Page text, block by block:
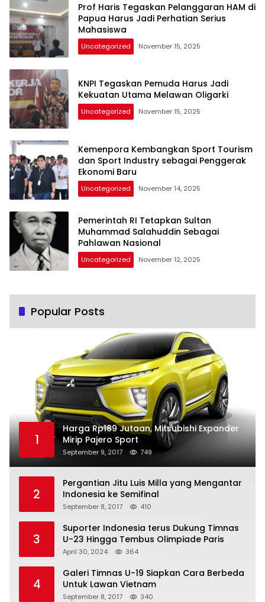
Prof Haris Tegaskan Pelanggaran HAM di
Papua Harus Jadi Perhatian Serius
Mahasiswa
Uncategorized November 15, 2025
KNPI Tegaskan Pemuda Harus Jadi
Kekuatan Utama Melawan Oligarki
Uncategorized November 15, 2025
Kemenpora Kembangkan Sport Tourism
dan Sport Industry sebagai Penggerak
Ekonomi Baru
Uncategorized November 14, 2025
Pemerintah RI Tetapkan Sultan
Muhammad Salahuddin Sebagai
Pahlawan Nasional
Uncategorized November 12, 2025
Popular Posts
1
Harga Rp189 Jutaan, Mitsubishi Expander
Mirip Pajero Sport
September 9, 2017 749
2
Pergantian Jitu Luis Milla yang Mengantar
Indonesia ke Semifinal
September 8, 2017 410
3
Suporter Indonesia terus Dukung Timnas
U-23 Hingga Tembus Olimpiade Paris
April 30, 2024 364
4
Galeri Timnas U-19 Siapkan Cara Berbeda
Untuk Lawan Vietnam
September 8, 2017 340